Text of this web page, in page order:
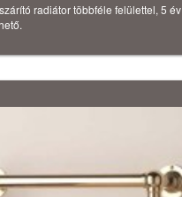
radiátor többféle felülettel, 5 év